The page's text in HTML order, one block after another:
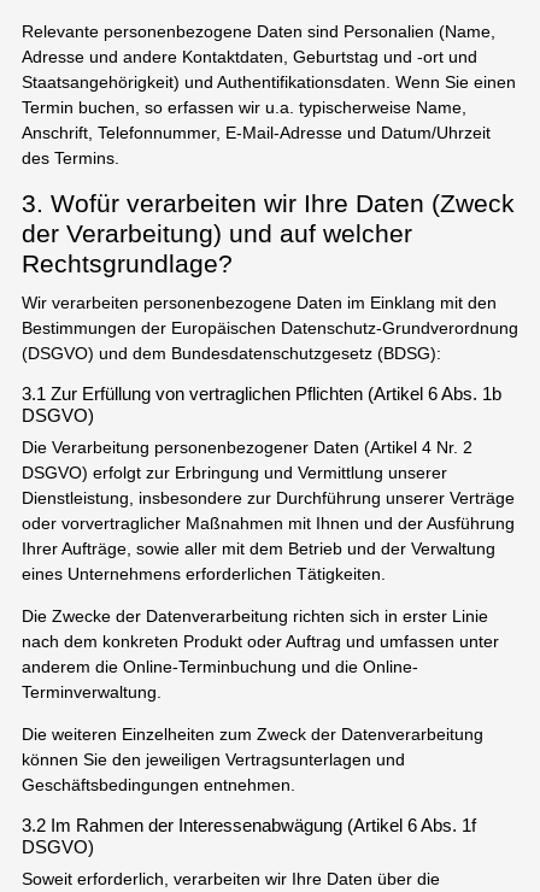
Relevante personenbezogene Daten sind Personalien (Name,
Adresse und andere Kontaktdaten, Geburtstag und -ort und
Staatsangehörigkeit) und Authentifikationsdaten. Wenn Sie einen
Termin buchen, so erfassen wir u.a. typischerweise Name,
Anschrift, Telefonnummer, E-Mail-Adresse und Datum/Uhrzeit
des Termins.
3. Wofür verarbeiten wir Ihre Daten (Zweck
der Verarbeitung) und auf welcher
Rechtsgrundlage?
Wir verarbeiten personenbezogene Daten im Einklang mit den
Bestimmungen der Europäischen Datenschutz-Grundverordnung
(DSGVO) und dem Bundesdatenschutzgesetz (BDSG):
3.1 Zur Erfüllung von vertraglichen Pflichten (Artikel 6 Abs. 1b
DSGVO)
Die Verarbeitung personenbezogener Daten (Artikel 4 Nr. 2
DSGVO) erfolgt zur Erbringung und Vermittlung unserer
Dienstleistung, insbesondere zur Durchführung unserer Verträge
oder vorvertraglicher Maßnahmen mit Ihnen und der Ausführung
Ihrer Aufträge, sowie aller mit dem Betrieb und der Verwaltung
eines Unternehmens erforderlichen Tätigkeiten.
Die Zwecke der Datenverarbeitung richten sich in erster Linie
nach dem konkreten Produkt oder Auftrag und umfassen unter
anderem die Online-Terminbuchung und die Online-
Terminverwaltung.
Die weiteren Einzelheiten zum Zweck der Datenverarbeitung
können Sie den jeweiligen Vertragsunterlagen und
Geschäftsbedingungen entnehmen.
3.2 Im Rahmen der Interessenabwägung (Artikel 6 Abs. 1f
DSGVO)
Soweit erforderlich, verarbeiten wir Ihre Daten über die